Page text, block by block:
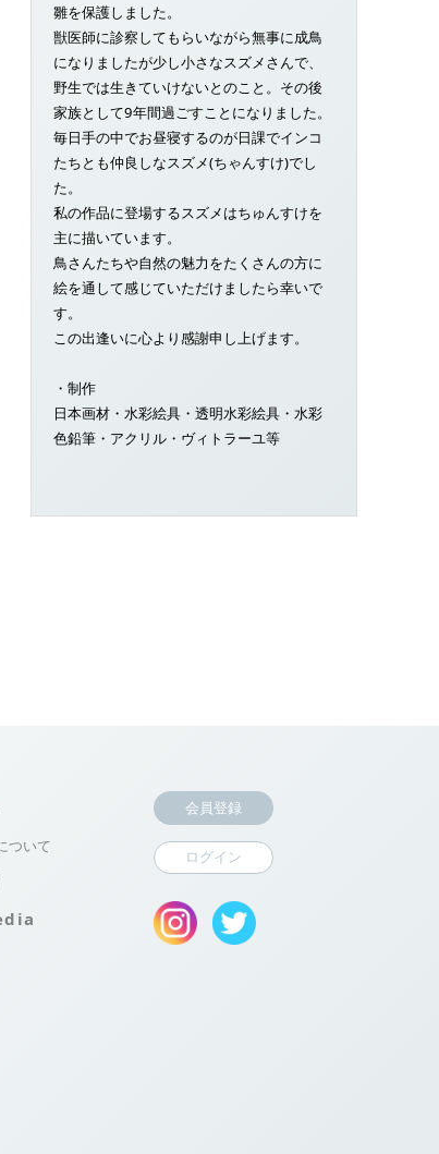
雛を保護しました。
獣医師に診察してもらいながら無事に成鳥
になりましたが少し小さなスズメさんで、
野生では生きていけないとのこと。その後
家族として9年間過ごすことになりました。
毎日手の中でお昼寝するのが日課でインコ
たちとも仲良しなスズメ(ちゃんすけ)でし
た。
私の作品に登場するスズメはちゅんすけを
主に描いています。
鳥さんたちや自然の魅力をたくさんの方に
絵を通して感じていただけましたら幸いで
す。
この出逢いに心より感謝申し上げます。
・制作
日本画材・水彩絵具・透明水彩絵具・水彩
色鉛筆・アクリル・ヴィトラーユ等
ついて
会員登録
ログイン